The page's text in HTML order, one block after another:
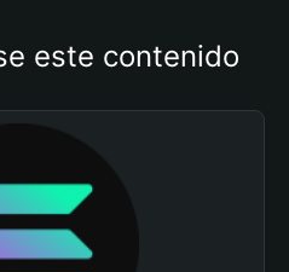
este contenido